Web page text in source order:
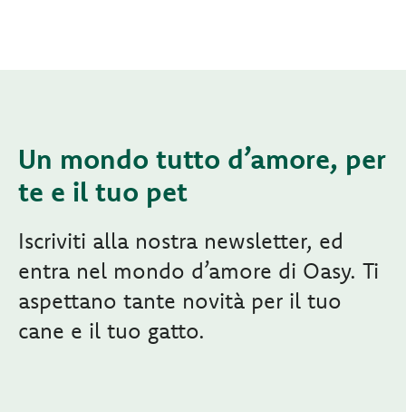
Un mondo tutto d’amore, per
te e il tuo pet
Iscriviti alla nostra newsletter, ed
entra nel mondo d’amore di Oasy. Ti
aspettano tante novità per il tuo
cane e il tuo gatto.